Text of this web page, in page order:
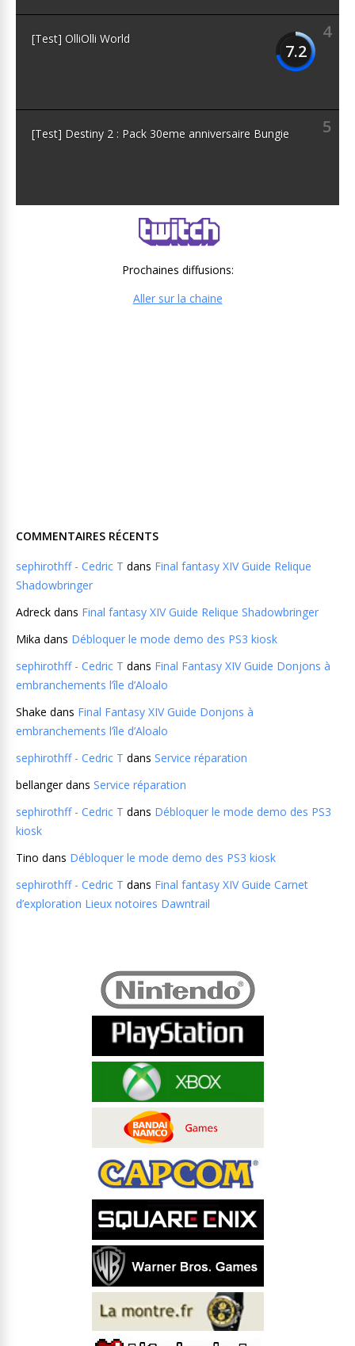
4
7.2
[Test] OlliOlli World
5
[Test] Destiny 2 : Pack 30eme anniversaire Bungie
Prochaines diffusions:
Aller sur la chaine
COMMENTAIRES RÉCENTS
sephirothff - Cedric T dans Final fantasy XIV Guide Relique
Shadowbringer
Adreck dans Final fantasy XIV Guide Relique Shadowbringer
Mika dans Débloquer le mode demo des PS3 kiosk
sephirothff - Cedric T dans Final Fantasy XIV Guide Donjons à
embranchements l’île d’Aloalo
Shake dans Final Fantasy XIV Guide Donjons à
embranchements l’île d’Aloalo
sephirothff - Cedric T dans Service réparation
bellangerdans Service réparation
sephirothff - Cedric T dans Débloquer le mode demo des PS3
kiosk
Tino dans Débloquer le mode demo des PS3 kiosk
sephirothff - Cedric T dans Final fantasy XIV Guide Carnet
d’exploration Lieux notoires Dawntrail